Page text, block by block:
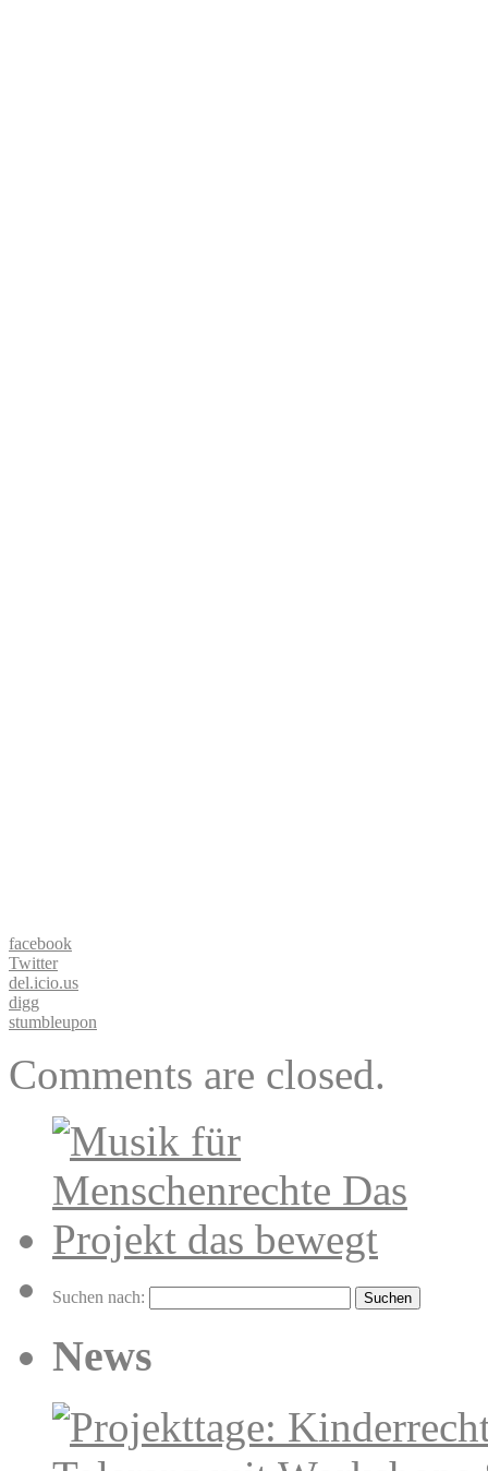
facebook
Twitter
del.icio.us
digg
stumbleupon
Comments are closed.
Suchen nach:
News